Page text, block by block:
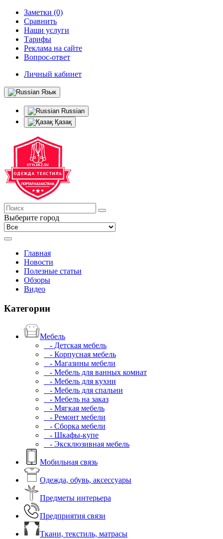
Заметки (0)
Сравнить
Наши услуги
Тарифы
Реклама на сайте
Вопрос-ответ
Личный кабинет
Язык
Russian
Қазақ
Выберите город
Главная
Новости
Полезные статьи
Обзоры
Видео
Категории
Мебель
- Детская мебель
- Корпусная мебель
- Магазины мебели
- Мебель для ванных комнат
- Мебель для кухни
- Мебель для спальни
- Мебель на заказ
- Мягкая мебель
- Ремонт мебели
- Сборка мебели
- Шкафы-купе
- Эксклюзивная мебель
Мобильная связь
Одежда, обувь, аксессуары
Предметы интерьера
Предприятия связи
Ткани, текстиль, матрасы